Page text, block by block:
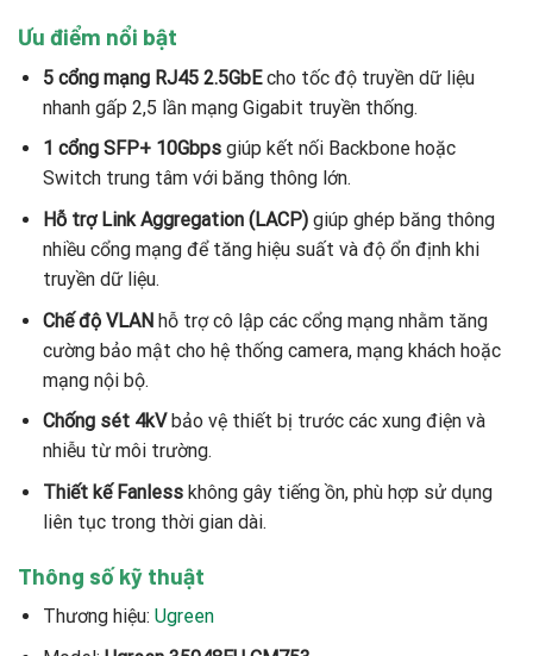
Ưu điểm nổi bật
5 cổng mạng RJ45 2.5GbEcho tốc độ truyền dữ liệu
nhanh gấp 2,5 lần mạng Gigabit truyền thống.
1 cổng SFP+ 10Gbpsgiúp kết nối Backbone hoặc
Switch trung tâm với băng thông lớn.
Hỗ trợ Link Aggregation (LACP)giúp ghép băng thông
nhiều cổng mạng để tăng hiệu suất và độ ổn định khi
truyền dữ liệu.
Chế độ VLANhỗ trợ cô lập các cổng mạng nhằm tăng
cường bảo mật cho hệ thống camera, mạng khách hoặc
mạng nội bộ.
Chống sét 4kVbảo vệ thiết bị trước các xung điện và
nhiễu từ môi trường.
Thiết kế Fanlesskhông gây tiếng ồn, phù hợp sử dụng
liên tục trong thời gian dài.
Thông số kỹ thuật
Thương hiệu: Ugreen